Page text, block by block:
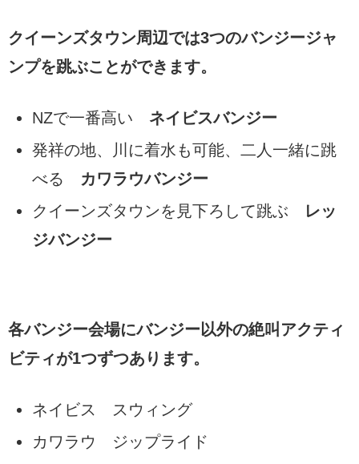
クイーンズタウン周辺では3つのバンジージャ
ンプを跳ぶことができます。
NZで一番高い ネイビスバンジー
発祥の地、川に着水も可能、二人一緒に跳
べる カワラウバンジー
クイーンズタウンを見下ろして跳ぶ
レッ
ジバンジー
各バンジー会場にバンジー以外の絶叫アクティ
ビティが1つずつあります。
ネイビス スウィング
カワラウ ジップライド